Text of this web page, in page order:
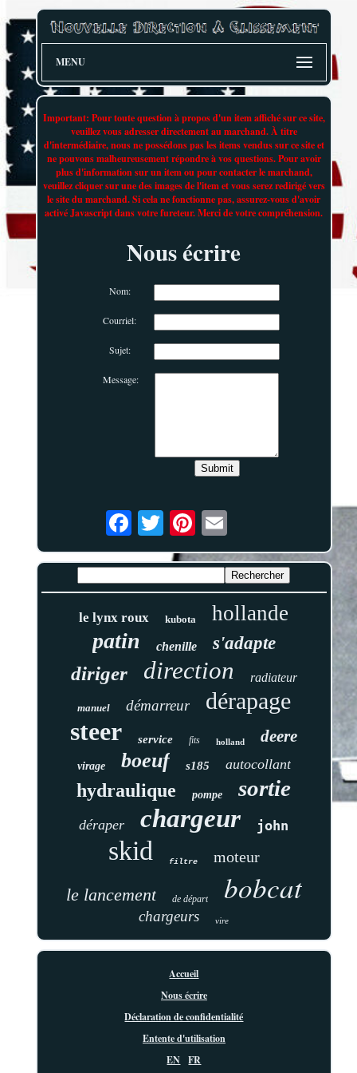
MENU
Important: Pour toute question à propos d'un item affiché sur ce site,
veuillez vous adresser directement au marchand. À titre
d'intermédiaire, nous ne possédons pas les items vendus sur ce site et
ne pouvons malheureusement répondre à vos questions. Pour avoir
plus d'information sur un item ou pour contacter le marchand,
veuillez cliquer sur une des images de l'item et vous serez redirigé vers
le site du marchand. Si cela ne fonctionne pas, assurez-vous d'avoir
activé Javascript dans votre fureteur. Merci de votre compréhension.
Nous écrire
Nom:
Courriel:
Sujet:
Message:
le lynx roux kubota hollande
patin chenille s'adapte
diriger direction radiateur
manuel démarreur dérapage
steer service fits holland deere
virage boeuf s185 autocollant
hydraulique pompe sortie
déraper chargeur john
skid filtre moteur
le lancement de départ bobcat
chargeurs vire
Accueil
Nous écrire
Déclaration de confidentialité
Entente d'utilisation
EN
FR